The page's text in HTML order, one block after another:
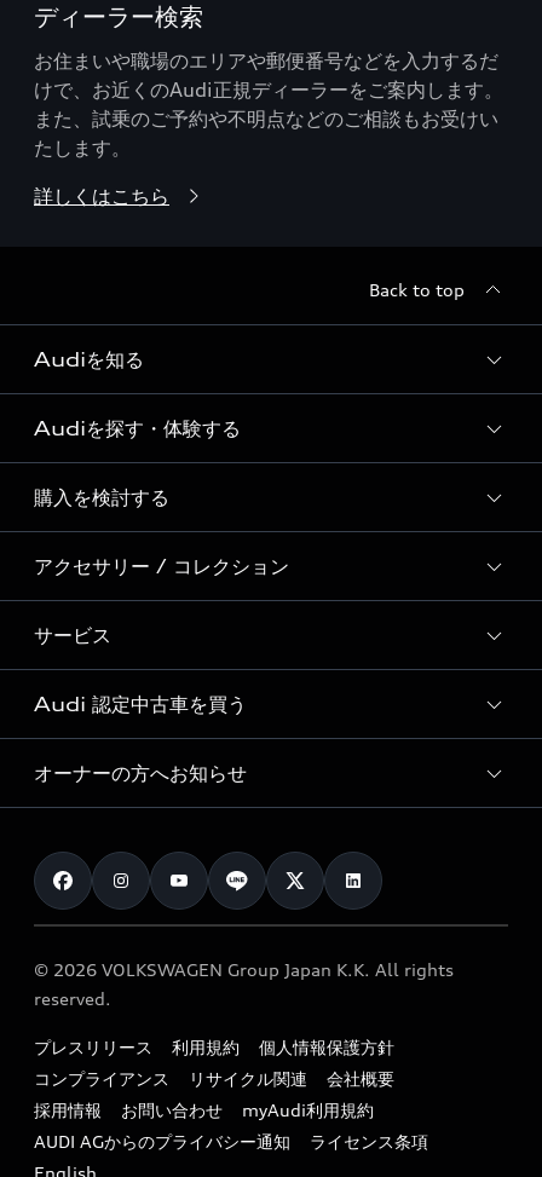
ディーラー検索
お住まいや職場のエリアや郵便番号などを入力するだ
けで、お近くのAudi正規ディーラーをご案内します。
また、試乗のご予約や不明点などのご相談もお受けい
たします。
詳しくはこちら
Back to top
Audiを知る
Audi ブランド
Story of Progress
Audi Sport
Formula 1®
デジタルサービス
Audiを探す・体験する
ディーラー検索
新車在庫検索
試乗車・展示車検索
見積り依頼
試乗予約
購入を検討する
モデル一覧
特別仕様モデル / 限定モデル
e-tronラインアップ
価格シミュレーション
車両比較
カタログ一覧
アクセサリー / コレクション
純正アクセサリー
オンラインショップ
Audi collection
アウディナビアプリ
サービス
サービス入庫予約
サービスプログラム
メンテナンス
車検 / 定期点検
e-tronアフターサポート
myAudi
Audi 認定中古車を買う
Audi認定中古車
クオリティ
保証
メンテナンス
ファイナンス
キャンペーン / イベント
買取査定
オーナーの方へお知らせ
お知らせ
オーナー様向けキャンペーン
特定整備適用車一覧
リサイクル法
よくある質問（FAQ）
© 2026 VOLKSWAGEN Group Japan K.K. All rights
reserved.
プレスリリース 利用規約
個人情報保護方針
コンプライアンス
リサイクル関連
会社概要
採用情報
お問い合わせ
myAudi利用規約
AUDI AGからのプライバシー通知
ライセンス条項
English